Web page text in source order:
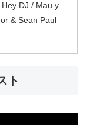
DJ / Mau y
& Sean Paul
ト